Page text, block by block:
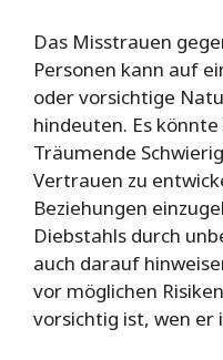
Das Misstrauen
Personen kann auf
oder vorsichtige
hindeuten. Es
Träumende
Vertrauen zu
Beziehungen
Diebstahls durch
auch darauf
vor möglichen
vorsichtig ist, wen er